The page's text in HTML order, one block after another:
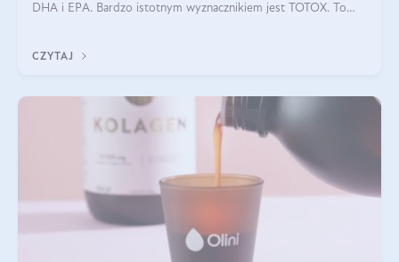
DHA i EPA. Bardzo istotnym wyznacznikiem jest TOTOX. To
CZYTAJ